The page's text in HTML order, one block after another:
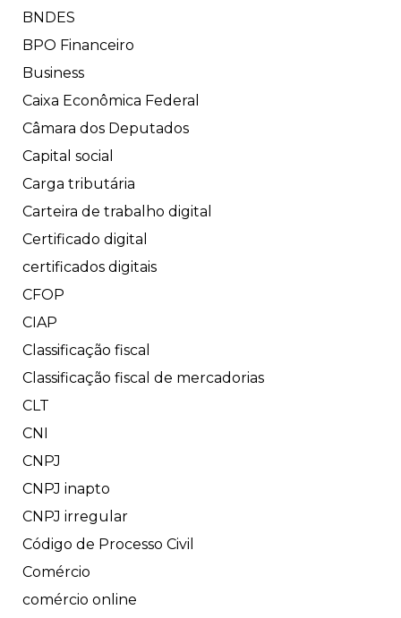
BNDES
BPO Financeiro
Business
Caixa Econômica Federal
Câmara dos Deputados
Capital social
Carga tributária
Carteira de trabalho digital
Certificado digital
certificados digitais
CFOP
CIAP
Classificação fiscal
Classificação fiscal de mercadorias
CLT
CNI
CNPJ
CNPJ inapto
CNPJ irregular
Código de Processo Civil
Comércio
comércio online